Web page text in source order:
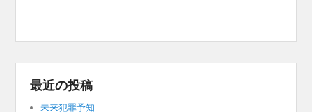
最近の投稿
未来犯罪予知